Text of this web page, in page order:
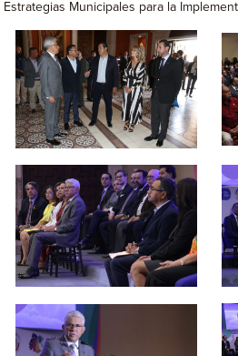
Estrategias Municipales para la